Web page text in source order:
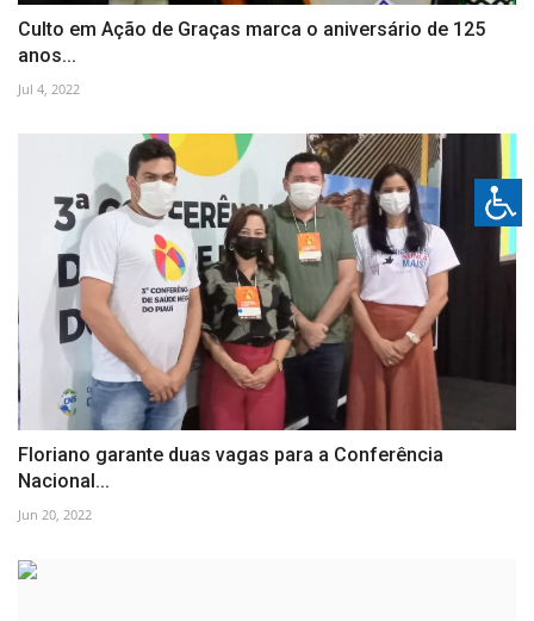
Culto em Ação de Graças marca o aniversário de 125
anos...
Jul 4, 2022
Floriano garante duas vagas para a Conferência
Nacional...
Jun 20, 2022